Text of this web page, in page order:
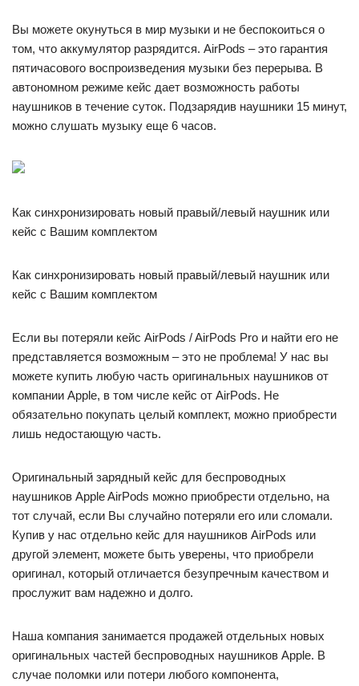
Вы можете окунуться в мир музыки и не беспокоиться о
том, что аккумулятор разрядится. AirPods – это гарантия
пятичасового воспроизведения музыки без перерыва. В
автономном режиме кейс дает возможность работы
наушников в течение суток. Подзарядив наушники 15 минут,
можно слушать музыку еще 6 часов.
Как синхронизировать новый правый/левый наушник или
кейс с Вашим комплектом
Как синхронизировать новый правый/левый наушник или
кейс с Вашим комплектом
Если вы потеряли кейс AirPods / AirPods Pro и найти его не
представляется возможным – это не проблема! У нас вы
можете купить любую часть оригинальных наушников от
компании Apple, в том числе кейс от AirPods. Не
обязательно покупать целый комплект, можно приобрести
лишь недостающую часть.
Оригинальный зарядный кейс для беспроводных
наушников Apple AirPods можно приобрести отдельно, на
тот случай, если Вы случайно потеряли его или сломали.
Купив у нас отдельно кейс для наушников AirPods или
другой элемент, можете быть уверены, что приобрели
оригинал, который отличается безупречным качеством и
прослужит вам надежно и долго.
Наша компания занимается продажей отдельных новых
оригинальных частей беспроводных наушников Apple. В
случае поломки или потери любого компонента,